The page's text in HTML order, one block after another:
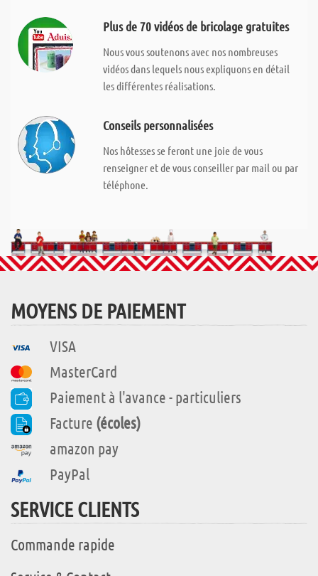
Plus de 70 vidéos de bricolage gratuites
Nous vous soutenons avec nos nombreuses
vidéos dans lequels nous expliquons en détail
les différentes réalisations.
Conseils personnalisées
Nos hôtesses se feront une joie de vous
renseigner et de vous conseiller par mail ou par
téléphone.
MOYENS DE PAIEMENT
VISA
MasterCard
Paiement à l'avance - particuliers
Facture (écoles)
amazon pay
PayPal
SERVICE CLIENTS
Commande rapide